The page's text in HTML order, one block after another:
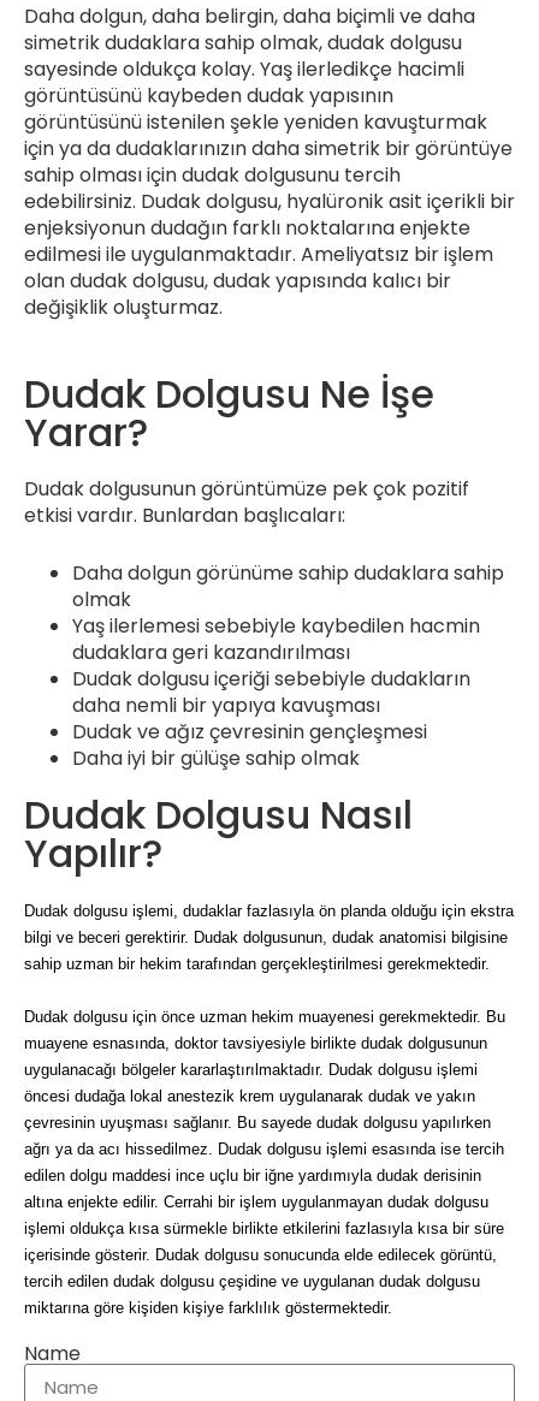
Daha dolgun, daha belirgin, daha biçimli ve daha
simetrik dudaklara sahip olmak, dudak dolgusu
sayesinde oldukça kolay. Yaş ilerledikçe hacimli
görüntüsünü kaybeden dudak yapısının
görüntüsünü istenilen şekle yeniden kavuşturmak
için ya da dudaklarınızın daha simetrik bir görüntüye
sahip olması için dudak dolgusunu tercih
edebilirsiniz. Dudak dolgusu, hyalüronik asit içerikli bir
enjeksiyonun dudağın farklı noktalarına enjekte
edilmesi ile uygulanmaktadır. Ameliyatsız bir işlem
olan dudak dolgusu, dudak yapısında kalıcı bir
değişiklik oluşturmaz.
Dudak Dolgusu Ne İşe
Yarar?
Dudak dolgusunun görüntümüze pek çok pozitif
etkisi vardır. Bunlardan başlıcaları:
Daha dolgun görünüme sahip dudaklara sahip
olmak
Yaş ilerlemesi sebebiyle kaybedilen hacmin
dudaklara geri kazandırılması
Dudak dolgusu içeriği sebebiyle dudakların
daha nemli bir yapıya kavuşması
Dudak ve ağız çevresinin gençleşmesi
Daha iyi bir gülüşe sahip olmak
Dudak Dolgusu Nasıl
Yapılır?
Dudak dolgusu işlemi, dudaklar fazlasıyla ön planda olduğu için ekstra
bilgi ve beceri gerektirir. Dudak dolgusunun, dudak anatomisi bilgisine
sahip uzman bir hekim tarafından gerçekleştirilmesi gerekmektedir.
Dudak dolgusu için önce uzman hekim muayenesi gerekmektedir. Bu
muayene esnasında, doktor tavsiyesiyle birlikte dudak dolgusunun
uygulanacağı bölgeler kararlaştırılmaktadır. Dudak dolgusu işlemi
öncesi dudağa lokal anestezik krem uygulanarak dudak ve yakın
çevresinin uyuşması sağlanır. Bu sayede dudak dolgusu yapılırken
ağrı ya da acı hissedilmez. Dudak dolgusu işlemi esasında ise tercih
edilen dolgu maddesi ince uçlu bir iğne yardımıyla dudak derisinin
altına enjekte edilir. Cerrahi bir işlem uygulanmayan dudak dolgusu
işlemi oldukça kısa sürmekle birlikte etkilerini fazlasıyla kısa bir süre
içerisinde gösterir. Dudak dolgusu sonucunda elde edilecek görüntü,
tercih edilen dudak dolgusu çeşidine ve uygulanan dudak dolgusu
miktarına göre kişiden kişiye farklılık göstermektedir.
Name